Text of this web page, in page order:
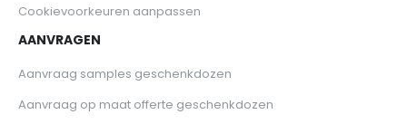
Cookievoorkeuren aanpassen
AANVRAGEN
Aanvraag samples geschenkdozen
Aanvraag op maat offerte geschenkdozen